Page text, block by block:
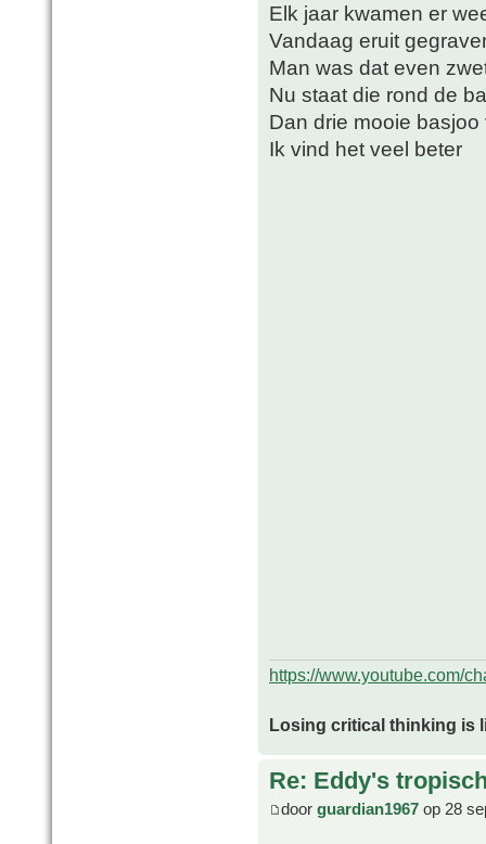
Elk jaar kwamen er
Vandaag eruit
Man was dat even
Nu staat die rond de
Dan drie mooie
Ik vind het veel beter
https://www.youtube.com/
Losing critical thinking is
Re: Eddy's
door guardian1967 op 28